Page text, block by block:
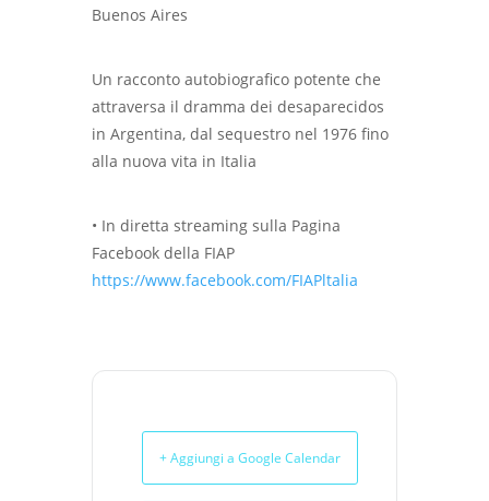
Buenos Aires
Un racconto autobiografico potente che
attraversa il dramma dei desaparecidos
in Argentina, dal sequestro nel 1976 fino
alla nuova vita in Italia
• In diretta streaming sulla Pagina
Facebook della FIAP
https://www.facebook.com/FIAPltalia
+ Aggiungi a Google Calendar